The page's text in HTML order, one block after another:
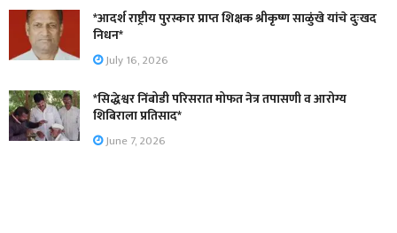
*आदर्श राष्ट्रीय पुरस्कार प्राप्त शिक्षक श्रीकृष्ण साळुंखे यांचे दुःखद
निधन*
July 16, 2026
*सिद्धेश्वर निंबोडी परिसरात मोफत नेत्र तपासणी व आरोग्य
शिबिराला प्रतिसाद*
June 7, 2026